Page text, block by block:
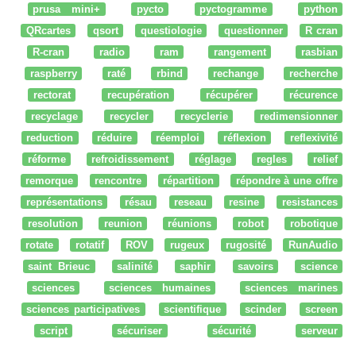
prusa mini+
pycto pyctogramme
python
QRcartes
qsort questiologie questionner
R cran
R-cran
radio ram rangement
rasbian
raspberry
raté rbind rechange
recherche
rectorat
recupération récupérer
récurence
recyclage
recycler recyclerie
redimensionner
reduction
réduire réemploi réflexion
reflexivité
réforme
refroidissement réglage regles
relief
remorque
rencontre répartition
répondre à une offre
représentations
résau reseau resine
resistances
resolution
reunion réunions robot
robotique
rotate
rotatif ROV rugeux rugosité
RunAudio
saint Brieuc
salinité saphir savoirs
science
sciences
sciences humaines
sciences marines
sciences participatives
scientifique scinder
screen
script
sécuriser sécurité
serveur